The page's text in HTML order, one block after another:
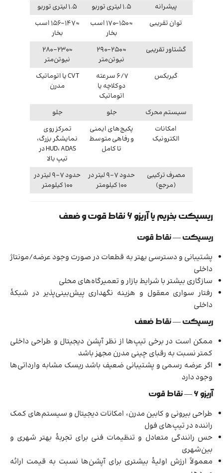
پیشرانه
1.5 لیتری توربو
1.5 لیتری توربو
توان تقریبی
≈150–170 اسب
بخار
≈147–156 اسب
بخار
گشتاور تقریبی
≈250–290
نیوتن‌متر
≈230–280
نیوتن‌متر
گیربکس
6/7 سرعته
دوکلاچه یا
اتوماتیک
CVT یا اتوماتیک
مدرن
سیستم محرک جلو
جلو
امکانات
الکترونیک
پکیج‌های ایمنی
و رفاهی متوسط
تا کامل
تمرکز روی
نمایشگر بزرگ،
HUD، ADAS در
تیپ بالا
مصرف ترکیبی
(مرجع)
حدود 7–9 لیتر در
100 کیلومتر
حدود 7–9 لیتر در
100 کیلومتر
ریسپکت بخریم یا آریزو ۶ نقاط قوت و ضعف
ریسپکت — نقاط قوت
پشتیبانی و دسترسی بهتر به قطعات در صورت وجود عرضه/مونتاژ
داخلی
سازگاری بیشتر با شرایط بازار و تعمیرگاه‌های محلی
رفتار سواری معقول و هزینه نگهداری پیش‌بینی‌پذیر در شبکهٔ
داخلی
ریسپکت — نقاط ضعف
ممکن است در برخی تیپ‌ها از نظر آپشن دیجیتال و طراحی داخلی
کمتر نسبت به رقبای چینی مدرن مجهز باشد
اگر عرضه رسمی و پشتیبانی ضعیف باشد ریسک مشابه وارداتی‌ها
وجود دارد
آریزو ۶ — نقاط قوت
طراحی بیرونی و کابین مدرن، امکانات دیجیتال و سیستم‌های کمک
راننده در تیپ‌های فول
حس رانندگی متعادل و تنظیمات فنی برای تجربهٔ بهتر شهری و
بین‌شهری
معمولاً ارزش اولیهٔ بیشتری برای آپشن‌ها نسبت به قیمت ارائه